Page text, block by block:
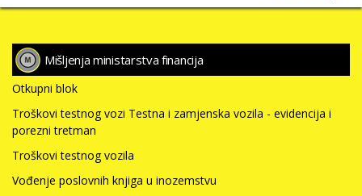
Mišljenja ministarstva financija
Otkupni blok
Troškovi testnog vozi Testna i zamjenska vozila - evidencija i
porezni tretman
Troškovi testnog vozila
Vođenje poslovnih knjiga u inozemstvu